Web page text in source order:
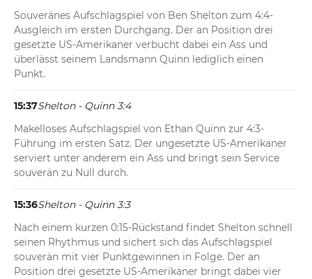
Souveränes Aufschlagspiel von Ben Shelton zum 4:4-
Ausgleich im ersten Durchgang. Der an Position drei
gesetzte US-Amerikaner verbucht dabei ein Ass und
überlässt seinem Landsmann Quinn lediglich einen
Punkt.
15:37Shelton - Quinn 3:4
Makelloses Aufschlagspiel von Ethan Quinn zur 4:3-
Führung im ersten Satz. Der ungesetzte US-Amerikaner
serviert unter anderem ein Ass und bringt sein Service
souverän zu Null durch.
15:36Shelton - Quinn 3:3
Nach einem kurzen 0:15-Rückstand findet Shelton schnell
seinen Rhythmus und sichert sich das Aufschlagspiel
souverän mit vier Punktgewinnen in Folge. Der an
Position drei gesetzte US-Amerikaner bringt dabei vier